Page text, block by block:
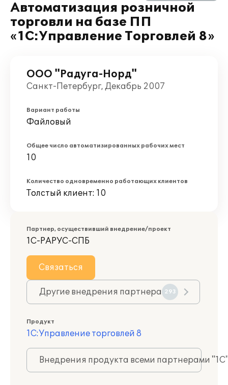
Автоматизация розничной
торговли на базе ПП
«1С:Управление Торговлей 8»
ООО "Радуга-Норд"
Санкт-Петербург, Декабрь 2007
Вариант работы
Файловый
Общее число автоматизированных рабочих мест
10
Количество одновременно работающих клиентов
Толстый клиент: 10
Партнер, осуществивший внедрение/проект
1С-РАРУС-СПБ
Связаться
Другие внедрения партнера 293
Продукт
1С:Управление торговлей 8
Внедрения продукта всеми партнерами